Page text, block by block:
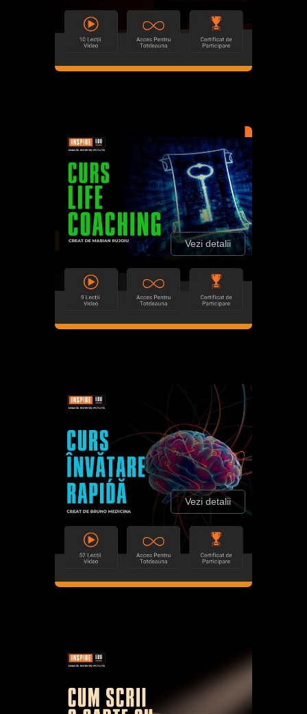
Vezi detalii
Vezi detalii